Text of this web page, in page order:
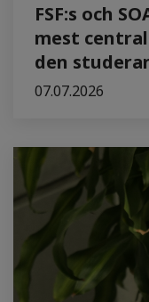
FSF:s och
mest
den
07.07.2026